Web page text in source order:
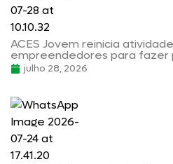
ACES Jovem reinicia
empreendedores para
julho 28, 2026